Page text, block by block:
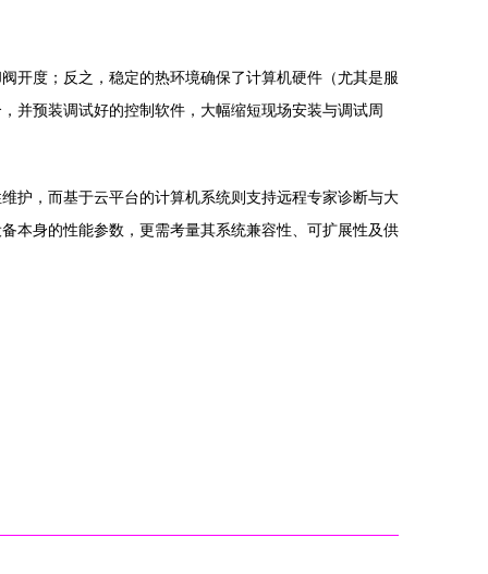
开度；反之，稳定的热环境确保了计算机硬件（尤其是服
并预装调试好的控制软件，大幅缩短现场安装与调试周
护，而基于云平台的计算机系统则支持远程专家诊断与大
本身的性能参数，更需考量其系统兼容性、可扩展性及供